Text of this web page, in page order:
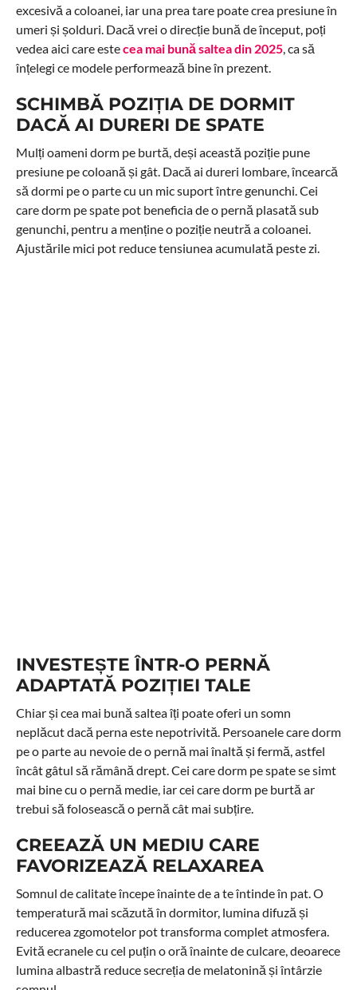
excesivă a coloanei, iar una prea tare poate crea presiune în
umeri și șolduri. Dacă vrei o direcție bună de început, poți
vedea aici care estecea mai bună saltea din 2025, ca să
înțelegi ce modele performează bine în prezent.
SCHIMBĂ POZIȚIA DE DORMIT
DACĂ AI DURERI DE SPATE
Mulți oameni dorm pe burtă, deși această poziție pune
presiune pe coloană și gât. Dacă ai dureri lombare, încearcă
să dormi pe o parte cu un mic suport între genunchi. Cei
care dorm pe spate pot beneficia de o pernă plasată sub
genunchi, pentru a menține o poziție neutră a coloanei.
Ajustările mici pot reduce tensiunea acumulată peste zi.
INVESTEȘTE ÎNTR-O PERNĂ
ADAPTATĂ POZIȚIEI TALE
Chiar și cea mai bună saltea îți poate oferi un somn
neplăcut dacă perna este nepotrivită. Persoanele care dorm
pe o parte au nevoie de o pernă mai înaltă și fermă, astfel
încât gâtul să rămână drept. Cei care dorm pe spate se simt
mai bine cu o pernă medie, iar cei care dorm pe burtă ar
trebui să folosească o pernă cât mai subțire.
CREEAZĂ UN MEDIU CARE
FAVORIZEAZĂ RELAXAREA
Somnul de calitate începe înainte de a te întinde în pat. O
temperatură mai scăzută în dormitor, lumina difuză și
reducerea zgomotelor pot transforma complet atmosfera.
Evită ecranele cu cel puțin o oră înainte de culcare, deoarece
lumina albastră reduce secreția de melatonină și întârzie